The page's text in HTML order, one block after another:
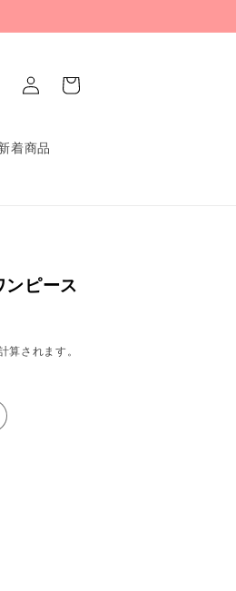
着商品
グ
イ
ー
ンピース
算されます。